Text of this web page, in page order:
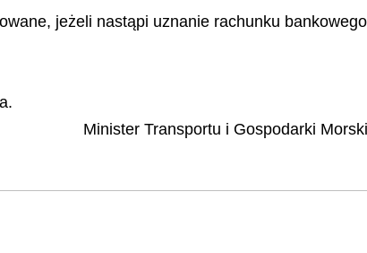
jeżeli nastąpi uznanie rachunku
Minister Transportu i Gospodarki